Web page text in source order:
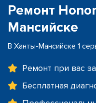
Ремонт
Мансийске
В Ханты-Мансийске 1
Ремонт при вас
Бесплатная